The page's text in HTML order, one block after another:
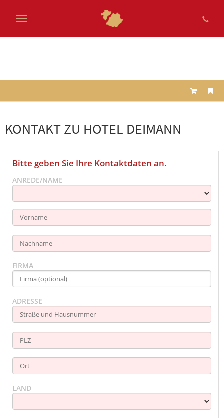
Hauptinhalt
KONTAKT ZU HOTEL DEIMANN
Bitte geben Sie Ihre Kontaktdaten an.
ANREDE/NAME
FIRMA
ADRESSE
LAND